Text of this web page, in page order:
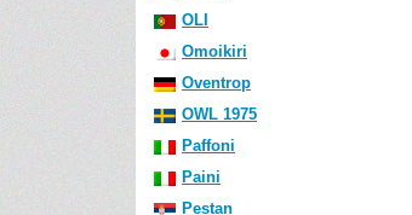
OLI
Omoikiri
Oventrop
OWL 1975
Paffoni
Paini
Pestan